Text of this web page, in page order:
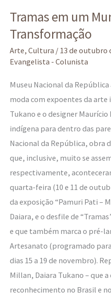
Tramas em um
Transformação
Arte, Cultura / 13 de outubro
Evangelista - Colunista
Museu Nacional da
moda com expoentes da arte
Tukano e o designer
indígena para dentro das
Nacional da República, obra
que, inclusive, muito se
respectivamente,
quarta-feira (10 e 11 de
da exposição “Pamuri Pati –
Daiara, e o desfile de
e que também marca o pré-
Artesanato (programado
dias 15 a 19 de novembro).
Millan, Daiara Tukano – que
reconhecimento no Brasil e
em
um
Mundo
de